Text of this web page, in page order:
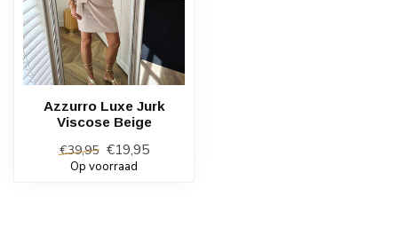
Azzurro Luxe Jurk
Viscose Beige
€39,95 €19,95
Op voorraad